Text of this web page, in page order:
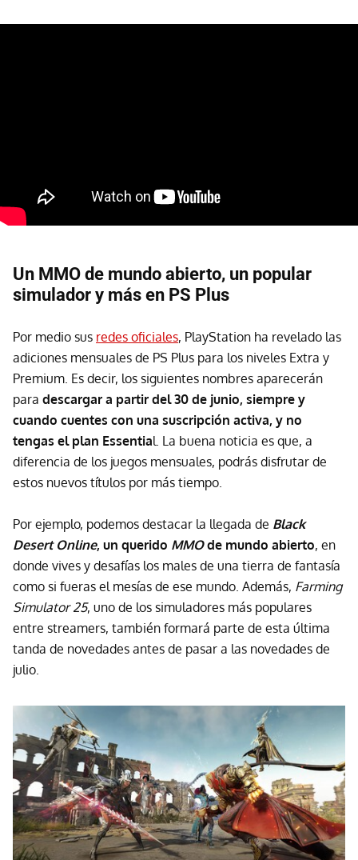
Un MMO de mundo abierto, un popular
simulador y más en PS Plus
Por medio sus redes oficiales, PlayStation ha revelado las
adiciones mensuales de PS Plus para los niveles Extra y
Premium. Es decir, los siguientes nombres aparecerán
para descargar a partir del 30 de junio, siempre y
cuando cuentes con una suscripción activa, y no
tengas el plan Essential. La buena noticia es que, a
diferencia de los juegos mensuales, podrás disfrutar de
estos nuevos títulos por más tiempo.
Por ejemplo, podemos destacar la llegada de Black
Desert Online, un querido MMOde mundo abierto, en
donde vives y desafías los males de una tierra de fantasía
como si fueras el mesías de ese mundo. Además, Farming
Simulator 25, uno de los simuladores más populares
entre streamers, también formará parte de esta última
tanda de novedades antes de pasar a las novedades de
julio.